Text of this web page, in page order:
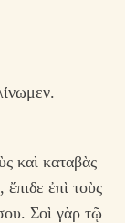
καὶ καταβὰς
ἐπὶ τοὺς
Σοὶ γὰρ τῷ